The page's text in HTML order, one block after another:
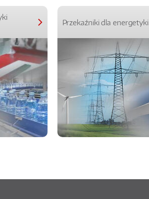
Przekaźniki dla energetyki